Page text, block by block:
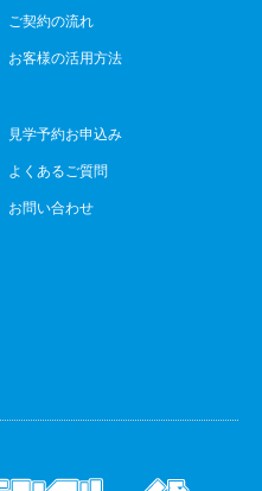
ご契約の流れ
お客様の活用方法
見学予約お申込み
よくあるご質問
お問い合わせ